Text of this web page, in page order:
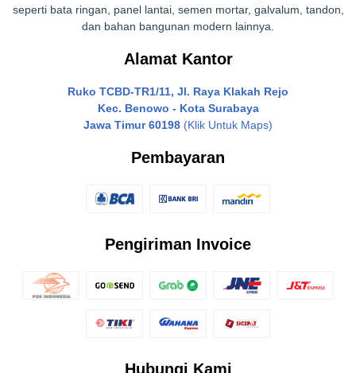
seperti bata ringan, panel lantai, semen mortar, galvalum, tandon,
dan bahan bangunan modern lainnya.
Alamat Kantor
Ruko TCBD-TR1/11, Jl. Raya Klakah Rejo
Kec. Benowo - Kota Surabaya
Jawa Timur 60198 (Klik Untuk Maps)
Pembayaran
Pengiriman Invoice
Hubungi Kami